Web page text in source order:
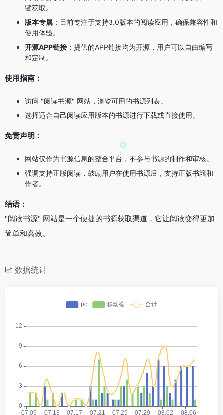
键获取。
版本专属 ：目前专注于支持3.0版本的阅读应用，确保兼容性和
使用体验。
开源APP链接 ：提供的APP链接均为开源，用户可以自由编写
和定制。
使用指南：
访问 "阅读书源" 网站，浏览可用的书源列表。
选择适合自己阅读应用版本的书源进行下载或直接使用。
免责声明：
网站仅作为书源信息的整合平台，不参与书源的制作和审核。
强调支持正版阅读，鼓励用户在使用书源后，支持正版书籍和
作者。
结语：
"阅读书源" 网站是一个便捷的书源获取渠道，它让阅读变得更加
简单和高效。
数据统计